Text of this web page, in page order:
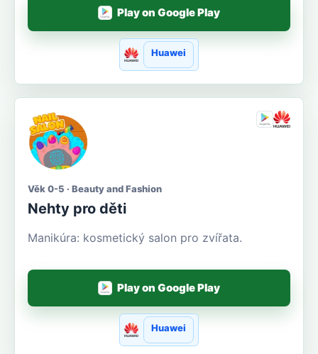
Play on Google Play
Huawei
Věk 0-5 · Beauty and Fashion
Nehty pro děti
Manikúra: kosmetický salon pro zvířata.
Play on Google Play
Huawei